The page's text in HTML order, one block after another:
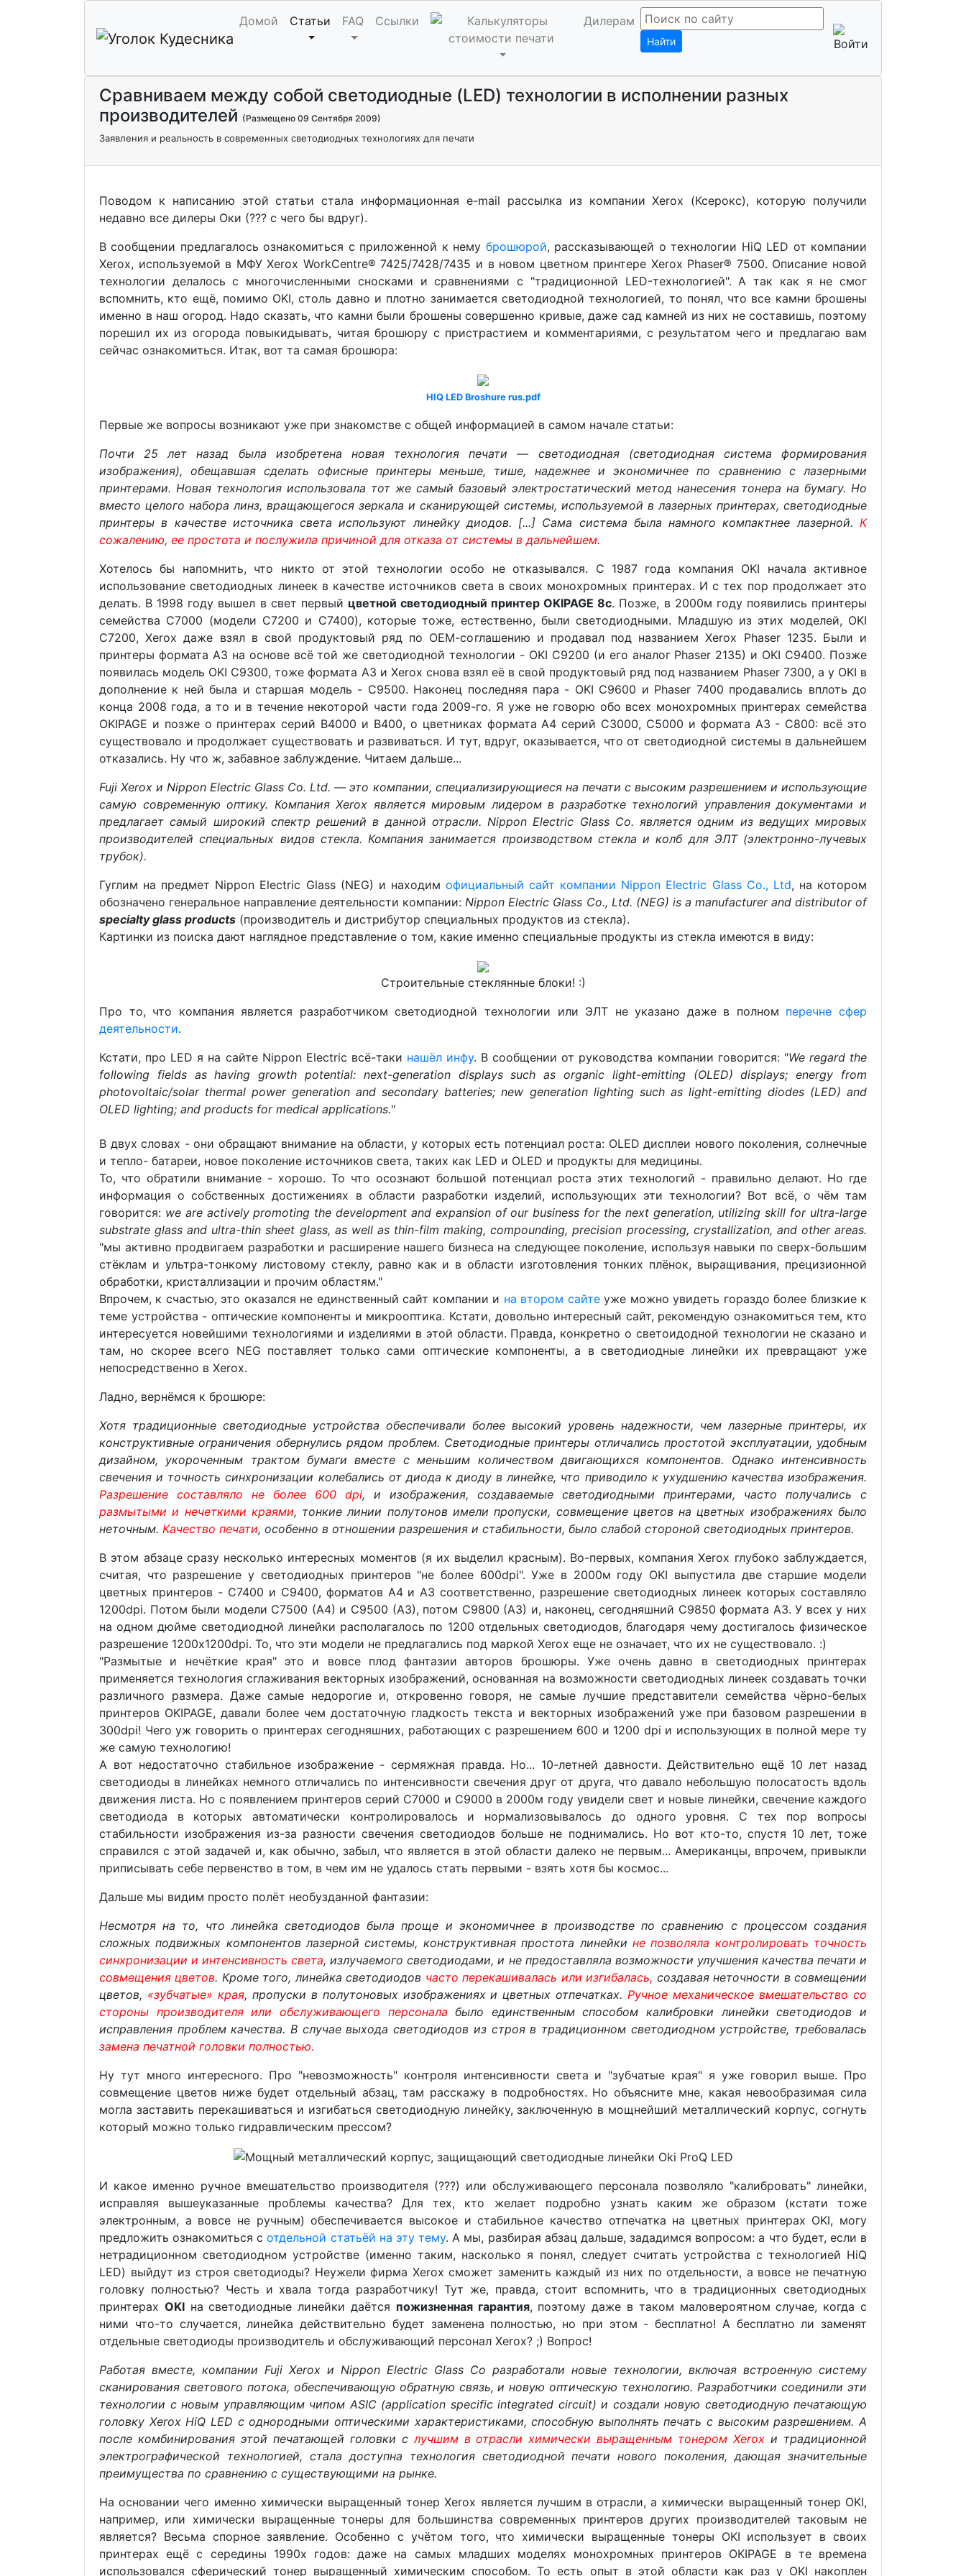
Домой Статьи FAQ Ссылки Дилерам
Найти
Сравниваем между собой светодиодные (LED) технологии в исполнении разных
производителей (Размещено 09 Сентября 2009)
Заявления и реальность в современных светодиодных технологиях для печати
Поводом к написанию этой статьи стала информационная e-mail рассылка из компании Xerox (Ксерокс), которую получили
недавно все дилеры Оки (??? с чего бы вдруг).
В сообщении предлагалось ознакомиться с приложенной к нему брошюрой, рассказывающей о технологии HiQ LED от компании
Xerox, используемой в МФУ Xerox WorkCentre® 7425/7428/7435 и в новом цветном принтере Xerox Phaser® 7500. Описание новой
технологии делалось с многочисленными сносками и сравнениями с "традиционной LED-технологией". А так как я не смог
вспомнить, кто ещё, помимо OKI, столь давно и плотно занимается светодиодной технологией, то понял, что все камни брошены
именно в наш огород. Надо сказать, что камни были брошены совершенно кривые, даже сад камней из них не составишь, поэтому
порешил их из огорода повыкидывать, читая брошюру с пристрастием и комментариями, с результатом чего и предлагаю вам
сейчас ознакомиться. Итак, вот та самая брошюра:
HIQ LED Broshure rus.pdf
Первые же вопросы возникают уже при знакомстве с общей информацией в самом начале статьи:
Почти 25 лет назад была изобретена новая технология печати — светодиодная (светодиодная система формирования
изображения), обещавшая сделать офисные принтеры меньше, тише, надежнее и экономичнее по сравнению с лазерными
принтерами. Новая технология использовала тот же самый базовый электростатический метод нанесения тонера на бумагу. Но
вместо целого набора линз, вращающегося зеркала и сканирующей системы, используемой в лазерных принтерах, светодиодные
принтеры в качестве источника света используют линейку диодов. [...] Сама система была намного компактнее лазерной. К
сожалению, ее простота и послужила причиной для отказа от системы в дальнейшем.
Хотелось бы напомнить, что никто от этой технологии особо не отказывался. С 1987 года компания OKI начала активное
использование светодиодных линеек в качестве источников света в своих монохромных принтерах. И с тех пор продолжает это
делать. В 1998 году вышел в свет первый цветной светодиодный принтер OKIPAGE 8c. Позже, в 2000м году появились принтеры
семейства С7000 (модели С7200 и C7400), которые тоже, естественно, были светодиодными. Младшую из этих моделей, OKI
C7200, Xerox даже взял в свой продуктовый ряд по ОЕМ-соглашению и продавал под названием Xerox Phaser 1235. Были и
принтеры формата А3 на основе всё той же светодиодной технологии - OKI C9200 (и его аналог Phaser 2135) и OKI C9400. Позже
появилась модель OKI C9300, тоже формата А3 и Xerox снова взял её в свой продуктовый ряд под названием Phaser 7300, а у OKI в
дополнение к ней была и старшая модель - C9500. Наконец последняя пара - OKI C9600 и Phaser 7400 продавались вплоть до
конца 2008 года, а то и в течение некоторой части года 2009-го. Я уже не говорю обо всех монохромных принтерах семейства
OKIPAGE и позже о принтерах серий В4000 и В400, о цветниках формата А4 серий С3000, С5000 и формата А3 - C800: всё это
существовало и продолжает существовать и развиваться. И тут, вдруг, оказывается, что от светодиодной системы в дальнейшем
отказались. Ну что ж, забавное заблуждение. Читаем дальше...
Fuji Xerox и Nippon Electric Glass Co. Ltd. — это компании, специализирующиеся на печати с высоким разрешением и использующие
самую современную оптику. Компания Xerox является мировым лидером в разработке технологий управления документами и
предлагает самый широкий спектр решений в данной отрасли. Nippon Electric Glass Co. является одним из ведущих мировых
производителей специальных видов стекла. Компания занимается производством стекла и колб для ЭЛТ (электронно-лучевых
трубок).
Гуглим на предмет Nippon Electric Glass (NEG) и находим официальный сайт компании Nippon Electric Glass Co., Ltd, на котором
обозначено генеральное направление деятельности компании:Nippon Electric Glass Co., Ltd. (NEG) is a manufacturer and distributor of
specialty glass products (производитель и дистрибутор специальных продуктов из стекла).
Картинки из поиска дают наглядное представление о том, какие именно специальные продукты из стекла имеются в виду:
Строительные стеклянные блоки! :)
Про то, что компания является разработчиком светодиодной технологии или ЭЛТ не указано даже в полном перечне сфер
деятельности.
Кстати, про LED я на сайте Nippon Electric всё-таки нашёл инфу. В сообщении от руководства компании говорится: "We regard the
following fields as having growth potential: next-generation displays such as organic light-emitting (OLED) displays; energy from
photovoltaic/solar thermal power generation and secondary batteries; new generation lighting such as light-emitting diodes (LED) and
OLED lighting; and products for medical applications."
В двух словах - они обращают внимание на области, у которых есть потенциал роста: OLED дисплеи нового поколения, солнечные
и тепло- батареи, новое поколение источников света, таких как LED и OLED и продукты для медицины.
То, что обратили внимание - хорошо. То что осознают большой потенциал роста этих технологий - правильно делают. Но где
информация о собственных достижениях в области разработки изделий, использующих эти технологии? Вот всё, о чём там
говорится: we are actively promoting the development and expansion of our business for the next generation, utilizing skill for ultra-large
substrate glass and ultra-thin sheet glass, as well as thin-film making, compounding, precision processing, crystallization, and other areas.
"мы активно продвигаем разработки и расширение нашего бизнеса на следующее поколение, используя навыки по сверх-большим
стёклам и ультра-тонкому листовому стеклу, равно как и в области изготовления тонких плёнок, выращивания, прецизионной
обработки, кристаллизации и прочим областям."
Впрочем, к счастью, это оказался не единственный сайт компании и на втором сайтеуже можно увидеть гораздо более близкие к
теме устройства - оптические компоненты и микрооптика. Кстати, довольно интересный сайт, рекомендую ознакомиться тем, кто
интересуется новейшими технологиями и изделиями в этой области. Правда, конкретно о светоидодной технологии не сказано и
там, но скорее всего NEG поставляет только сами оптические компоненты, а в светодиодные линейки их превращают уже
непосредственно в Xerox.
Ладно, вернёмся к брошюре:
Хотя традиционные светодиодные устройства обеспечивали более высокий уровень надежности, чем лазерные принтеры, их
конструктивные ограничения обернулись рядом проблем. Светодиодные принтеры отличались простотой эксплуатации, удобным
дизайном, укороченным трактом бумаги вместе с меньшим количеством двигающихся компонентов. Однако интенсивность
свечения и точность синхронизации колебались от диода к диоду в линейке, что приводило к ухудшению качества изображения.
Разрешение составляло не более 600 dpi, и изображения, создаваемые светодиодными принтерами, часто получались с
размытыми и нечеткими краями, тонкие линии полутонов имели пропуски, совмещение цветов на цветных изображениях было
неточным. Качество печати, особенно в отношении разрешения и стабильности, было слабой стороной светодиодных принтеров.
В этом абзаце сразу несколько интересных моментов (я их выделил красным). Во-первых, компания Xerox глубоко заблуждается,
считая, что разрешение у светодиодных принтеров "не более 600dpi". Уже в 2000м году OKI выпустила две старшие модели
цветных принтеров - C7400 и C9400, форматов А4 и А3 соответственно, разрешение светодиодных линеек которых составляло
1200dpi. Потом были модели C7500 (A4) и C9500 (A3), потом C9800 (A3) и, наконец, сегодняшний C9850 формата А3. У всех у них
на одном дюйме светодиодной линейки располагалось по 1200 отдельных светодиодов, благодаря чему достигалось физическое
разрешение 1200x1200dpi. То, что эти модели не предлагались под маркой Xerox еще не означает, что их не существовало. :)
"Размытые и нечёткие края" это и вовсе плод фантазии авторов брошюры. Уже очень давно в светодиодных принтерах
применяется технология сглаживания векторных изображений, основанная на возможности светодиодных линеек создавать точки
различного размера. Даже самые недорогие и, откровенно говоря, не самые лучшие представители семейства чёрно-белых
принтеров OKIPAGE, давали более чем достаточную гладкость текста и векторных изображений уже при базовом разрешении в
300dpi! Чего уж говорить о принтерах сегодняшних, работающих с разрешением 600 и 1200 dpi и использующих в полной мере ту
же самую технологию!
А вот недостаточно стабильное изображение - сермяжная правда. Но... 10-летней давности. Действительно ещё 10 лет назад
светодиоды в линейках немного отличались по интенсивности свечения друг от друга, что давало небольшую полосатость вдоль
движения листа. Но с появлением принтеров серий С7000 и С9000 в 2000м году увидели свет и новые линейки, свечение каждого
светодиода в которых автоматически контролировалось и нормализовывалось до одного уровня. С тех пор вопросы
стабильности изображения из-за разности свечения светодиодов больше не поднимались. Но вот кто-то, спустя 10 лет, тоже
справился с этой задачей и, как обычно, забыл, что является в этой области далеко не первым... Американцы, впрочем, привыкли
приписывать себе первенство в том, в чем им не удалось стать первыми - взять хотя бы космос...
Дальше мы видим просто полёт необузданной фантазии:
Несмотря на то, что линейка светодиодов была проще и экономичнее в производстве по сравнению с процессом создания
сложных подвижных компонентов лазерной системы, конструктивная простота линейки не позволяла контролировать точность
синхронизации и интенсивность света, излучаемого светодиодами, и не предоставляла возможности улучшения качества печати и
совмещения цветов. Кроме того, линейка светодиодов часто перекашивалась или изгибалась, создавая неточности в совмещении
цветов, «зубчатые» края, пропуски в полутоновых изображениях и цветных отпечатках.Ручное механическое вмешательство со
стороны производителя или обслуживающего персонала было единственным способом калибровки линейки светодиодов и
исправления проблем качества. В случае выхода светодиодов из строя в традиционном светодиодном устройстве, требовалась
замена печатной головки полностью.
Ну тут много интересного. Про "невозможность" контроля интенсивности света и "зубчатые края" я уже говорил выше. Про
совмещение цветов ниже будет отдельный абзац, там расскажу в подробностях. Но объясните мне, какая невообразимая сила
могла заставить перекашиваться и изгибаться светодиодную линейку, заключенную в мощнейший металлический корпус, согнуть
который можно только гидравлическим прессом?
И какое именно ручное вмешательство производителя (???) или обслуживающего персонала позволяло "калибровать" линейки,
исправляя вышеуказанные проблемы качества? Для тех, кто желает подробно узнать каким же образом (кстати тоже
электронным, а вовсе не ручным) обеспечивается высокое и стабильное качество отпечатка на цветных принтерах OKI, могу
предложить ознакомиться сотдельной статьёй на эту тему. А мы, разбирая абзац дальше, зададимся вопросом: а что будет, если в
нетрадиционном светодиодном устройстве (именно таким, насколько я понял, следует считать устройства с технологией HiQ
LED) выйдут из строя светодиоды? Неужели фирма Xerox сможет заменить каждый из них по отдельности, а вовсе не печатную
головку полностью? Честь и хвала тогда разработчику! Тут же, правда, стоит вспомнить, что в традиционных светодиодных
принтерах OKIна светодиодные линейки даётся пожизненная гарантия, поэтому даже в таком маловероятном случае, когда с
ними что-то случается, линейка действительно будет заменена полностью, но при этом - бесплатно! А бесплатно ли заменят
отдельные светодиоды производитель и обслуживающий персонал Xerox? ;) Вопрос!
Работая вместе, компании Fuji Xerox и Nippon Electric Glass Co разработали новые технологии, включая встроенную систему
сканирования светового потока, обеспечивающую обратную связь, и новую оптическую технологию. Разработчики соединили эти
технологии с новым управляющим чипом ASIC (application specific integrated circuit) и создали новую светодиодную печатающую
головку Xerox HiQ LED с однородными оптическими характеристиками, способную выполнять печать с высоким разрешением. А
после комбинирования этой печатающей головки с лучшим в отрасли химически выращенным тонером Xerox и традиционной
электрографической технологией, стала доступна технология светодиодной печати нового поколения, дающая значительные
преимущества по сравнению с существующими на рынке.
На основании чего именно химически выращенный тонер Xerox является лучшим в отрасли, а химически выращенный тонер OKI,
например, или химически выращенные тонеры для большинства современных принтеров других производителей таковым не
является? Весьма спорное заявление. Особенно с учётом того, что химически выращенные тонеры OKI использует в своих
принтерах ещё с середины 1990х годов: даже на самых младших моделях монохромных принтеров OKIPAGE в те времена
использовался сферический тонер выращенный химическим способом. То есть опыт в этой области как раз у OKI накоплен